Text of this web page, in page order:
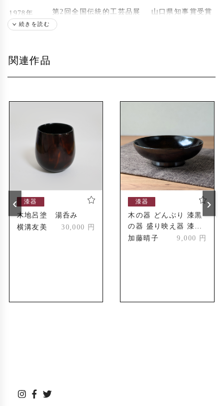
1978年 第2回全国伝統的工芸品展 山口県知事賞受賞
日本民芸協団入選・日本工芸館入選
1982年
表彰受賞
日本民芸協団入選 日本工芸館入選
2012年 日本民芸協団入選 日本工芸館入選
2006年
伝統的工芸品産業功労者 経済産業大臣表彰受
2017年 中国新聞 中国文化賞受賞
続きを読む
関連作品
漆器
木地呂塗 湯呑み
横溝友美
30,000 円
漆器
木の器 どんぶり 漆黒
の器 盛り映え器 漆仕
上げ おしゃれな器 和
加藤晴子 9,000 円
‹ ›